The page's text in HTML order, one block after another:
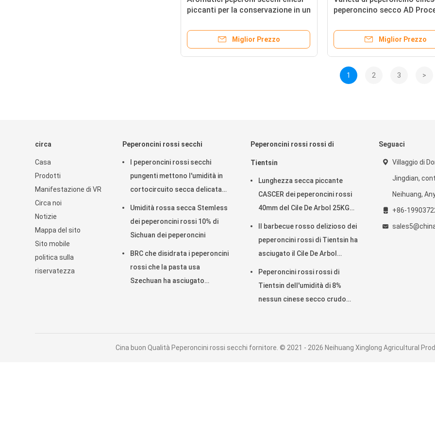
piccanti per la conservazione in un
Miglior Prezzo
peperoncino secco AD
Miglior Prezzo
1 2 3 >
circa
Casa
Prodotti
Manifestazione di VR
Circa noi
Notizie
Mappa del sito
Sito mobile
politica sulla
riservatezza
Peperoncini rossi secchi
I peperoncini rossi secchi
pungenti mettono l'umidità in
cortocircuito secca delicata
Umidità rossa secca Stemless
dei peperoncini rossi 10% di
Sichuan dei peperoncini
BRC che disidrata i peperoncini
rossi che la pasta usa
Szechuan ha asciugato
Peperoncini rossi rossi di
Tientsin
Lunghezza secca piccante
CASCER dei peperoncini rossi
40mm del Cile De Arbol 25KG
Il barbecue rosso delizioso dei
peperoncini rossi di Tientsin ha
asciugato il Cile De Arbol
Peperoncini rossi rossi di
Tientsin dell'umidità di 8%
nessun cinese secco crudo
Seguaci
Villaggio di
Jingdian,
Neihuang,
+86-
Cina buon Qualità Peperoncini rossi secchi fornitore. © 2021 - 2026 Neihuang Xinglong Agricultural